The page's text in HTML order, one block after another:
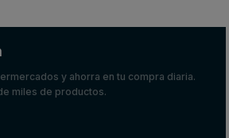
y ahorra en tu compra diaria.
miles de productos.